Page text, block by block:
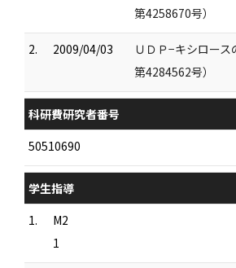
第4258670号）
2. 2009/04/03
ＵＤＰ−キシロー
第4284562号）
科研費研究者番号
50510690
学生指導
1.
M2
1